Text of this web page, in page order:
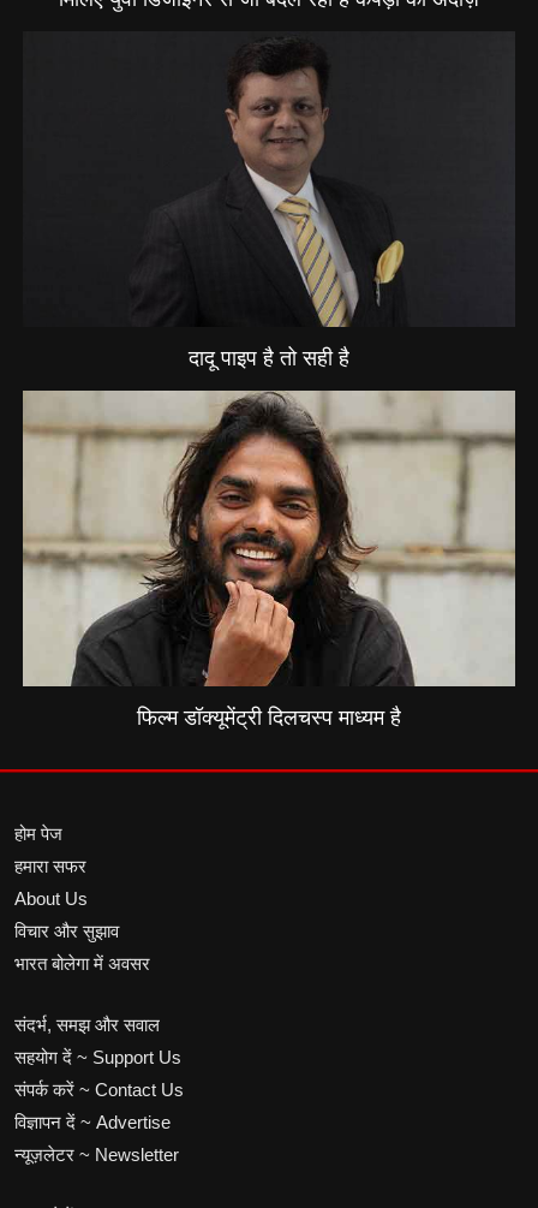
दादू पाइप है तो सही है
फिल्म डॉक्यूमेंट्री दिलचस्प माध्यम है
होम पेज
हमारा सफर
About Us
विचार और सुझाव
भारत बोलेगा में अवसर
संदर्भ, समझ और सवाल
सहयोग दें ~ Support Us
संपर्क करें ~ Contact Us
विज्ञापन दें ~ Advertise
न्यूज़लेटर ~ Newsletter